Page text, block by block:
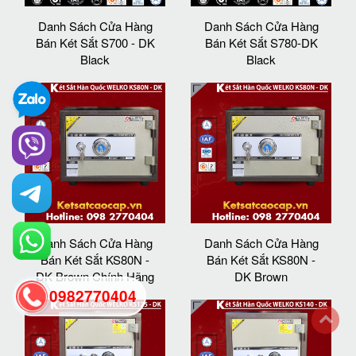
Danh Sách Cửa Hàng
Bán Két Sắt S700 - DK
Black
Danh Sách Cửa Hàng
Bán Két Sắt S780-DK
Black
Danh Sách Cửa Hàng
Bán Két Sắt KS80N -
DK Brown Chính Hãng
Danh Sách Cửa Hàng
Bán Két Sắt KS80N -
DK Brown
0982770404